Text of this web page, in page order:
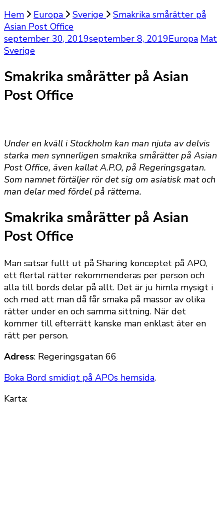
Hem
Europa Sverige
Smakrika smårätter på
Asian Post Office
september 30, 2019september 8, 2019Europa Mat
Sverige
Smakrika smårätter på Asian
Post Office
Under en kväll i Stockholm kan man njuta av delvis
starka men synnerligen smakrika smårätter på Asian
Post Office, även kallat A.P.O, på Regeringsgatan.
Som namnet förtäljer rör det sig om asiatisk mat och
man delar med fördel på rätterna.
Smakrika smårätter på Asian
Post Office
Man satsar fullt ut på Sharing konceptet på APO,
ett flertal rätter rekommenderas per person och
alla till bords delar på allt. Det är ju himla mysigt i
och med att man då får smaka på massor av olika
rätter under en och samma sittning. När det
kommer till efterrätt kanske man enklast äter en
rätt per person.
Adress: Regeringsgatan 66
Boka Bord smidigt på APOs hemsida.
Karta: